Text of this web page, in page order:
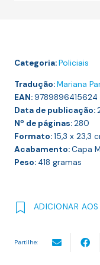
Categoria:Policiais
Tradução:Mariana
EAN:9789896415624
Data de publicação:
Nº de páginas:280
Formato:15,3 x 23,3
Acabamento:Capa
Peso: 418 gramas
ADICIONAR AOS
Partilhe: